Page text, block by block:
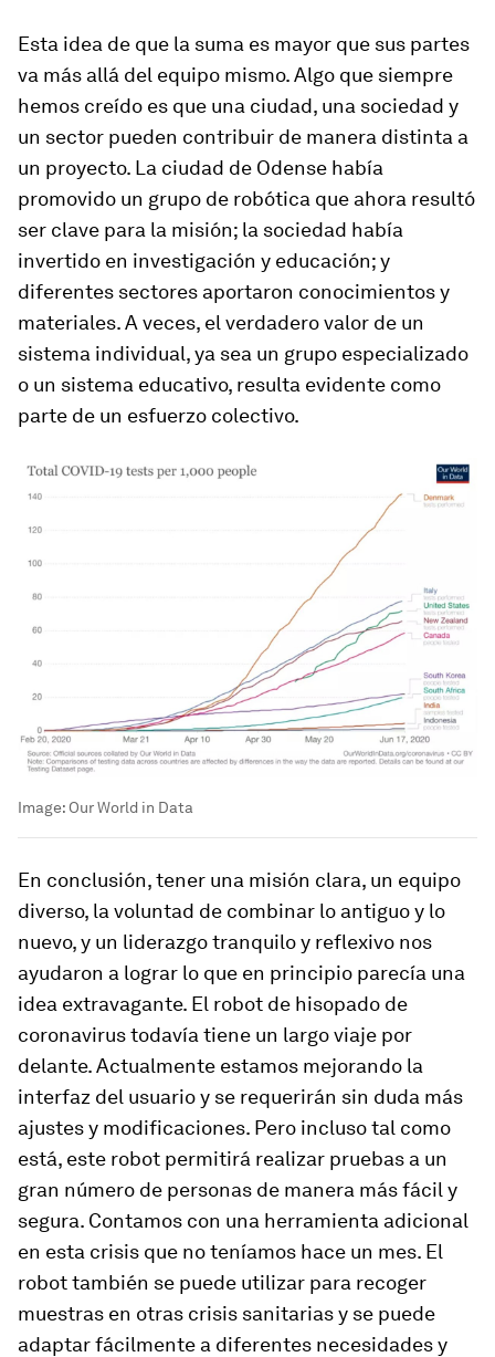
Esta idea de que la suma es mayor que sus partes
va más allá del equipo mismo. Algo que siempre
hemos creído es que una ciudad, una sociedad y
un sector pueden contribuir de manera distinta a
un proyecto. La ciudad de Odense había
promovido un grupo de robótica que ahora resultó
ser clave para la misión; la sociedad había
invertido en investigación y educación; y
diferentes sectores aportaron conocimientos y
materiales. A veces, el verdadero valor de un
sistema individual, ya sea un grupo especializado
o un sistema educativo, resulta evidente como
parte de un esfuerzo colectivo.
Image: Our World in Data
En conclusión, tener una misión clara, un equipo
diverso, la voluntad de combinar lo antiguo y lo
nuevo, y un liderazgo tranquilo y reflexivo nos
ayudaron a lograr lo que en principio parecía una
idea extravagante. El robot de hisopado de
coronavirus todavía tiene un largo viaje por
delante. Actualmente estamos mejorando la
interfaz del usuario y se requerirán sin duda más
ajustes y modificaciones. Pero incluso tal como
está, este robot permitirá realizar pruebas a un
gran número de personas de manera más fácil y
segura. Contamos con una herramienta adicional
en esta crisis que no teníamos hace un mes. El
robot también se puede utilizar para recoger
muestras en otras crisis sanitarias y se puede
adaptar fácilmente a diferentes necesidades y